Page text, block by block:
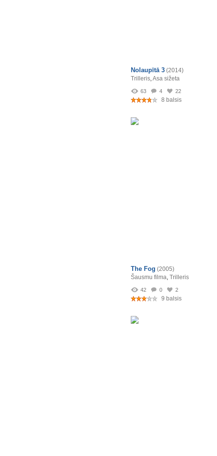
Nolaupītā 3 (2014)
Trilleris,Asa sižeta
63 4 22
8 balsis
The Fog (2005)
Šausmu filma, Trilleris
42 0 2
9 balsis